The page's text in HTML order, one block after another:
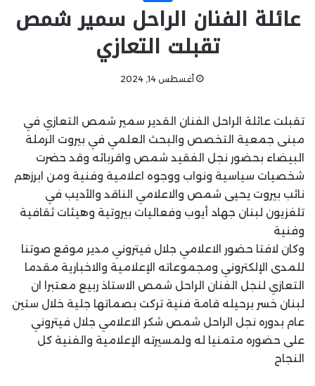
عائلة الفنان الراحل سمير شمص
تقبلت التعازي
أغسطس 14, 2024
تقبلت عائلة الراحل الفنان القدير سمير شمص التعازي في
مبنى جمعية التخصص والبحث العلمي في بيروت الرملة
البيضاء بحضور نجل الفقيد شمص واقربائه وقد حضرت
شخصيات سياسية ونواب ووجوه اعلامية وفنية ومن ابرزهم
نائب بيروت يحيى شمص والاعلامي الناقد والأديب في
تلفزيون لبنان جهاد أيوب وفعاليات بيروتية وهيئات ثقافية
وفنية
وكان لافتا حضور الاعلامي جلال فيتروني مدير موقع صوتنا
للمدى الإلكتروني ومجموعاته الإعلامية والاخبارية مقدما
التعازي لنجل الفنان الراحل شمص الاستاذ ربيع معتبرا ان
لبنان خسر برحيله قامة فنية تركت بصماتها جلية خلال ستين
عام بدوره نجل الراحل شمص شكر الاعلامي جلال فيتروني
على حضوره متمنيا له ولمسيرته الإعلامية والفنية كل
النجاح